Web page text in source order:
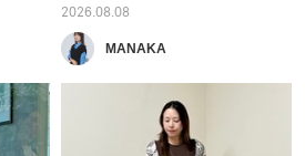
2026.08.08
MANAKA